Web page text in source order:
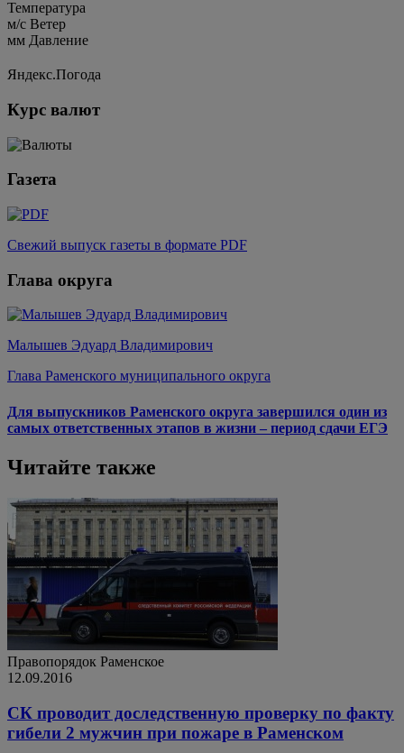
Температура
м/c Ветер
мм Давление
Яндекс.Погода
Курс валют
Газета
Свежий выпуск газеты в формате PDF
Глава округа
Малышев Эдуард Владимирович
Глава Раменского муниципального округа
Для выпускников Раменского округа завершился один из
самых ответственных этапов в жизни – период сдачи ЕГЭ
Читайте также
Правопорядок Раменское
12.09.2016
СК проводит доследственную проверку по факту
гибели 2 мужчин при пожаре в Раменском